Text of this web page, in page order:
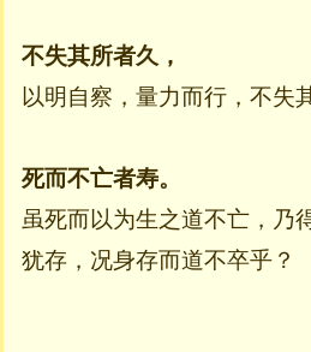
不失其所者久，
以明自察，量力而行，不失
死而不亡者寿。
虽死而以为生之道不亡，乃
犹存，况身存而道不卒乎？